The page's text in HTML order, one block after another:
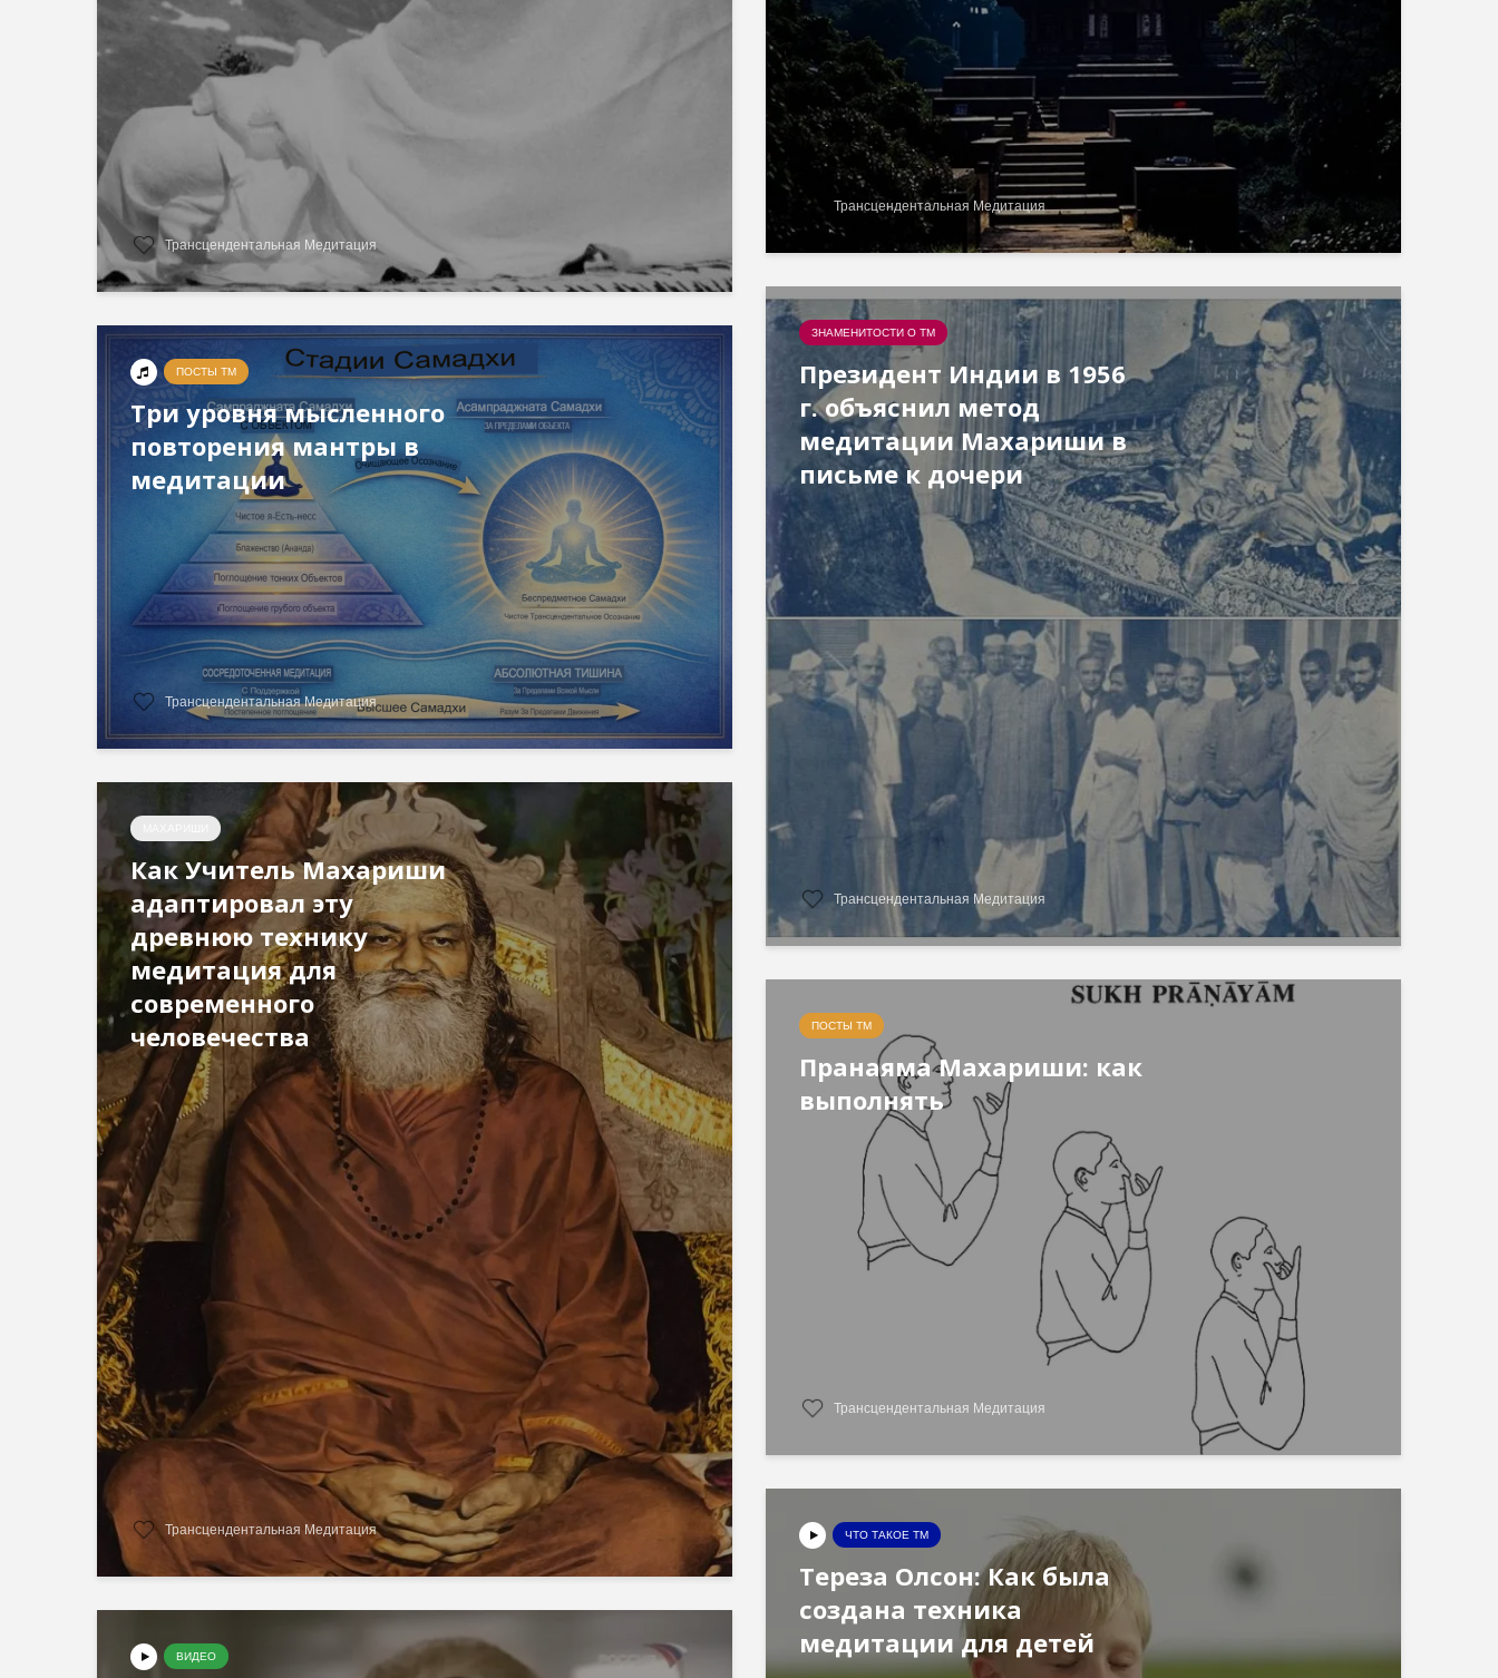
Трансцендентальная Медитация
Трансцендентальная Медитация
ЗНАМЕНИТОСТИ О ТМ
Президент Индии в 1956
г. объяснил метод
медитации Махариши в
письме к дочери
Трансцендентальная Медитация
ПОСТЫ ТМ
Три уровня мысленного
повторения мантры в
медитации
Трансцендентальная Медитация
Как Учитель Махариши
адаптировал эту
древнюю технику
медитация для
современного
человечества
Трансцендентальная Медитация
ПОСТЫ ТМ
Пранаяма Махариши: как
выполнять
Трансцендентальная Медитация
ЧТО ТАКОЕ ТМ
Тереза Олсон: Как была
создана техника
медитации для детей
ВИДЕО